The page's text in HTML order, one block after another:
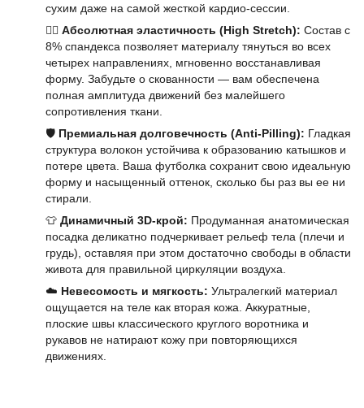
сухим даже на самой жесткой кардио-сессии.
🤸‍♂️ Абсолютная эластичность (High Stretch): Состав с
8% спандекса позволяет материалу тянуться во всех
четырех направлениях, мгновенно восстанавливая
форму. Забудьте о скованности — вам обеспечена
полная амплитуда движений без малейшего
сопротивления ткани.
🛡️ Премиальная долговечность (Anti-Pilling): Гладкая
структура волокон устойчива к образованию катышков и
потере цвета. Ваша футболка сохранит свою идеальную
форму и насыщенный оттенок, сколько бы раз вы ее ни
стирали.
👕 Динамичный 3D-крой: Продуманная анатомическая
посадка деликатно подчеркивает рельеф тела (плечи и
грудь), оставляя при этом достаточно свободы в области
живота для правильной циркуляции воздуха.
☁️ Невесомость и мягкость: Ультралегкий материал
ощущается на теле как вторая кожа. Аккуратные,
плоские швы классического круглого воротника и
рукавов не натирают кожу при повторяющихся
движениях.